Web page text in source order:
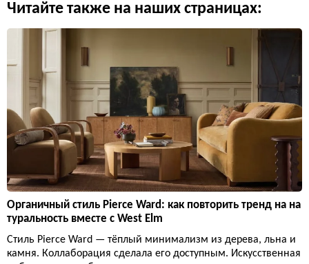
Читайте также на наших страницах:
Органичный стиль Pierce Ward: как повторить тренд на на
туральность вместе с West Elm
Стиль Pierce Ward — тёплый минимализм из дерева, льна и
камня. Коллаборация сделала его доступным. Искусственная